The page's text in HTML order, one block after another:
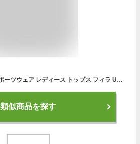
FILA ポロシャツ 半袖 スポーツウェア レディース トップス フィラ UV対策 紫外線対策 吸汗速乾 テニス ゴルフ スポーツ フィットネス フィットネスウェア ワンポイント ロゴ カジュアル プレゼント おしゃれ LL 大きいサイズ *2
類似商品を探す